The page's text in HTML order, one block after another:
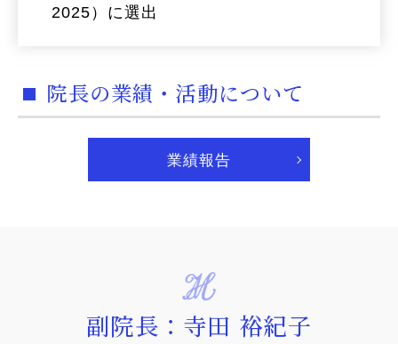
2025）に選出
院長の業績・活動について
業績報告
副院長：寺田 裕紀子